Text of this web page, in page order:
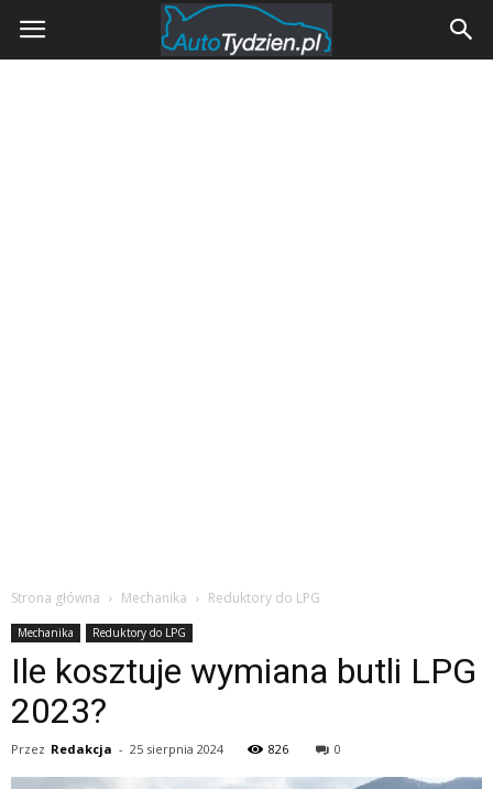
AutoTydzien.pl
Strona główna Mechanika Reduktory do LPG
Mechanika Reduktory do LPG
Ile kosztuje wymiana butli LPG
2023?
Przez Redakcja - 25 sierpnia 2024 826 0